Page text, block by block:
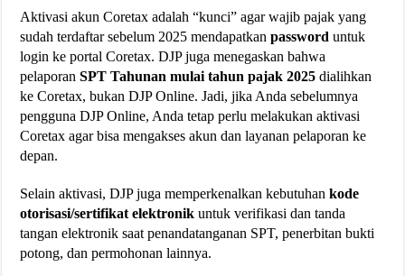
Aktivasi akun Coretax adalah “kunci” agar wajib pajak yang
sudah terdaftar sebelum 2025 mendapatkanpassword untuk
login ke portal Coretax. DJP juga menegaskan bahwa
pelaporanSPT Tahunan mulai tahun pajak 2025 dialihkan
ke Coretax, bukan DJP Online. Jadi, jika Anda sebelumnya
pengguna DJP Online, Anda tetap perlu melakukan aktivasi
Coretax agar bisa mengakses akun dan layanan pelaporan ke
depan.
Selain aktivasi, DJP juga memperkenalkan kebutuhankode
otorisasi/sertifikat elektronik untuk verifikasi dan tanda
tangan elektronik saat penandatanganan SPT, penerbitan bukti
potong, dan permohonan lainnya.